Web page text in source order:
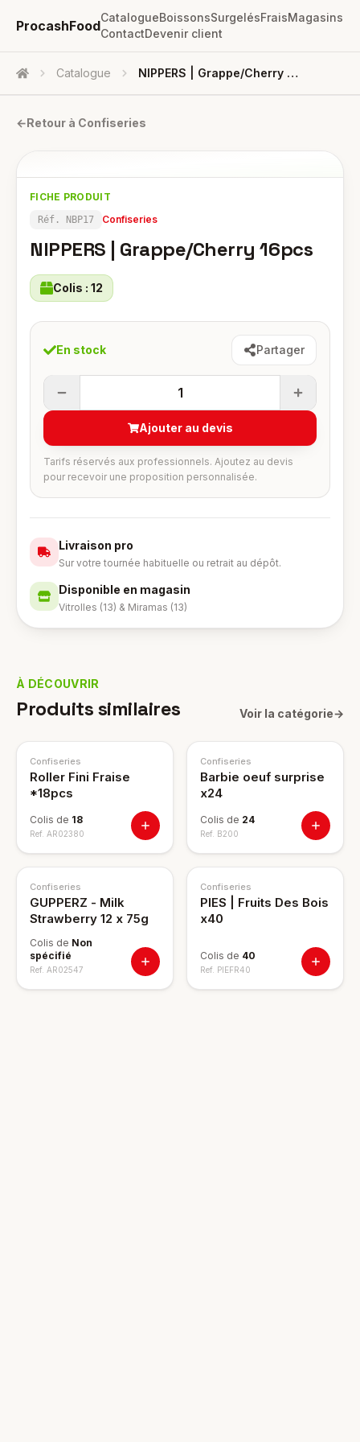
ProcashFood
CatalogueBoissonsSurgelésFraisMagasins
ContactDevenir client
Accueil Catalogue NIPPERS | Grappe/Cherry 16pcs
←Retour à Confiseries
FICHE PRODUIT
Réf. NBP17 Confiseries
NIPPERS | Grappe/Cherry 16pcs
Colis : 12
En stock Partager
1
Ajouter au devis
Tarifs réservés aux professionnels. Ajoutez au devis
pour recevoir une proposition personnalisée.
Livraison pro
Sur votre tournée habituelle ou retrait au dépôt.
Disponible en magasin
Vitrolles (13) & Miramas (13)
À DÉCOUVRIR
Produits similaires Voir la catégorie→
Confiseries
Roller Fini Fraise
*18pcs
Colis de 18
Ref. AR02380
Confiseries
Barbie oeuf surprise
x24
Colis de 24
Ref. B200
Confiseries
GUPPERZ - Milk
Strawberry 12 x 75g
Colis de Non
spécifié
Ref. AR02547
Confiseries
PIES | Fruits Des Bois
x40
Colis de 40
Ref. PIEFR40